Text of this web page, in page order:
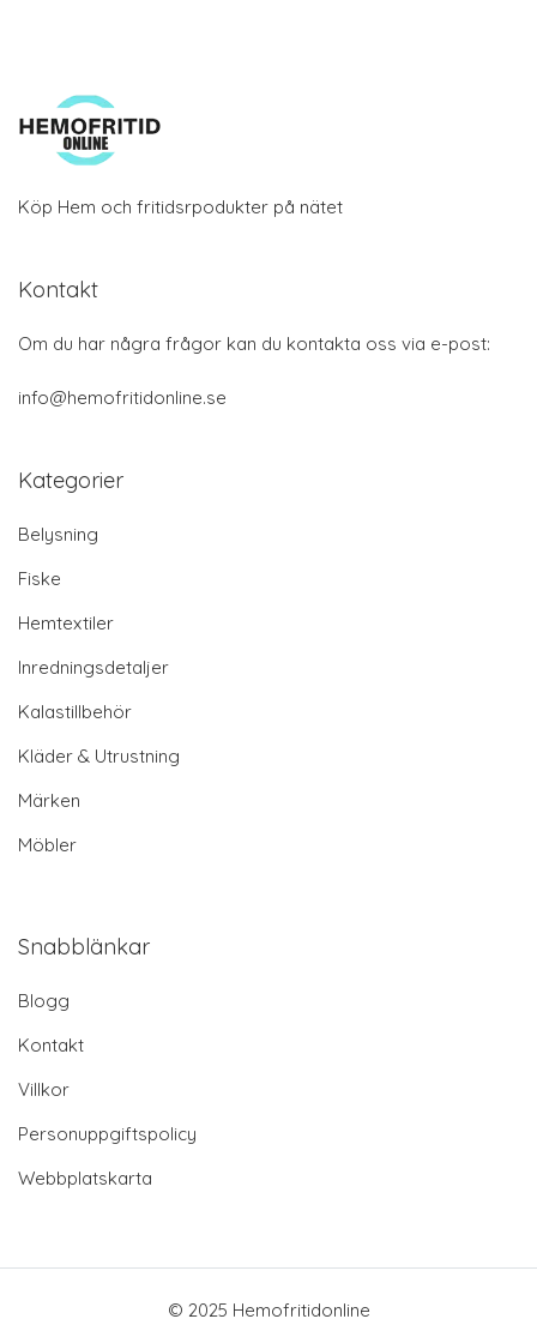
Köp Hem och fritidsrpodukter på nätet
Kontakt
Om du har några frågor kan du kontakta oss via e-post:
info@hemofritidonline.se
Kategorier
Belysning
Fiske
Hemtextiler
Inredningsdetaljer
Kalastillbehör
Kläder & Utrustning
Märken
Möbler
Snabblänkar
Blogg
Kontakt
Villkor
Personuppgiftspolicy
Webbplatskarta
© 2025 Hemofritidonline